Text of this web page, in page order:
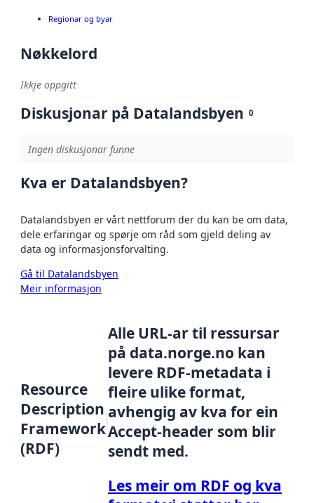
Regionar og byar
Nøkkelord
Ikkje oppgitt
Diskusjonar på Datalandsbyen 0
Ingen diskusjonar funne
Kva er Datalandsbyen?
Datalandsbyen er vårt nettforum der du kan be om data,
dele erfaringar og spørje om råd som gjeld deling av
data og informasjonsforvalting.
Gå til Datalandsbyen
Meir informasjon
Resource
Description
Framework
(RDF)
Alle URL-ar til ressursar
på data.norge.no kan
levere RDF-metadata i
fleire ulike format,
avhengig av kva for ein
Accept-header som blir
sendt med.
Les meir om RDF og kva